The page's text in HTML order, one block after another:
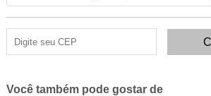
Você também pode gostar de